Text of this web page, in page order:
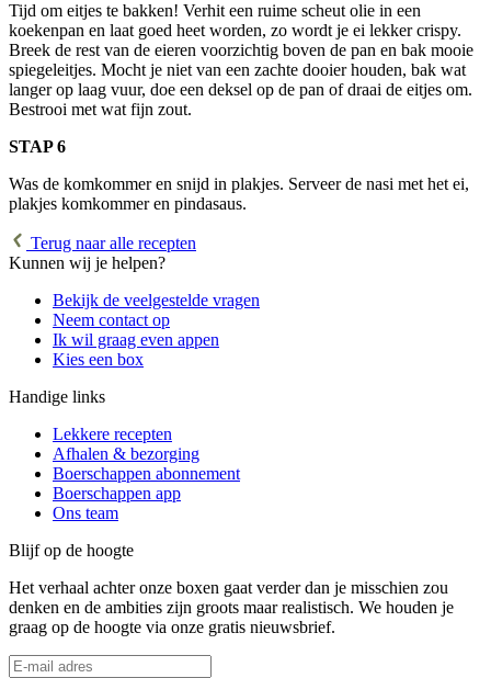
Tijd om eitjes te bakken! Verhit een ruime scheut olie in een
koekenpan en laat goed heet worden, zo wordt je ei lekker crispy.
Breek de rest van de eieren voorzichtig boven de pan en bak mooie
spiegeleitjes. Mocht je niet van een zachte dooier houden, bak wat
langer op laag vuur, doe een deksel op de pan of draai de eitjes om.
Bestrooi met wat fijn zout.
STAP 6
Was de komkommer en snijd in plakjes. Serveer de nasi met het ei,
plakjes komkommer en pindasaus.
Terug naar alle recepten
Kunnen wij je helpen?
Bekijk de veelgestelde vragen
Neem contact op
Ik wil graag even appen
Kies een box
Handige links
Lekkere recepten
Afhalen & bezorging
Boerschappen abonnement
Boerschappen app
Ons team
Blijf op de hoogte
Het verhaal achter onze boxen gaat verder dan je misschien zou
denken en de ambities zijn groots maar realistisch. We houden je
graag op de hoogte via onze gratis nieuwsbrief.